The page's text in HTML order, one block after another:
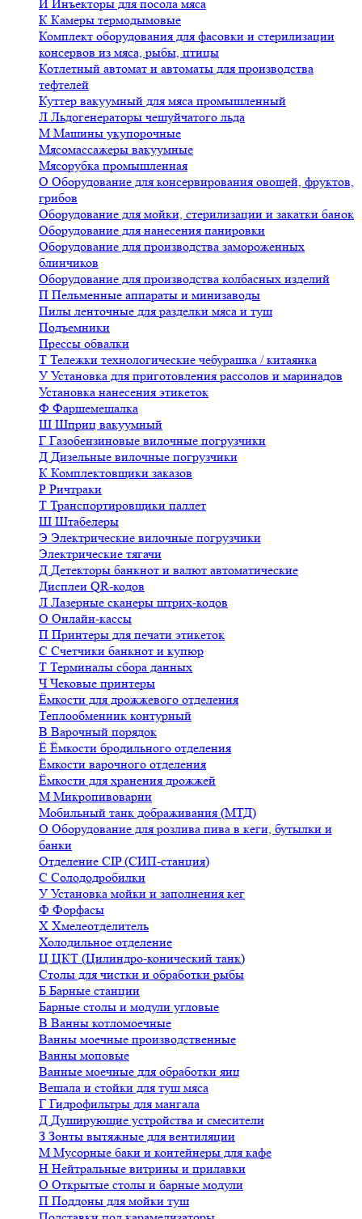
И Инъекторы для посола мяса
К Камеры термодымовые
Комплект оборудования для фасовки и стерилизации
консервов из мяса, рыбы, птицы
Котлетный автомат и автоматы для производства
тефтелей
Куттер вакуумный для мяса промышленный
Л Льдогенераторы чешуйчатого льда
М Машины укупорочные
Мясомассажеры вакуумные
Мясорубка промышленная
О Оборудование для консервирования овощей, фруктов,
грибов
Оборудование для мойки, стерилизации и закатки банок
Оборудование для нанесения панировки
Оборудование для производства замороженных
блинчиков
Оборудование для производства колбасных изделий
П Пельменные аппараты и минизаводы
Пилы ленточные для разделки мяса и туш
Подъемники
Прессы обвалки
Т Тележки технологические чебурашка / китаянка
У Установка для приготовления рассолов и маринадов
Установка нанесения этикеток
Ф Фаршемешалка
Ш Шприц вакуумный
Г Газобензиновые вилочные погрузчики
Д Дизельные вилочные погрузчики
К Комплектовщики заказов
Р Ричтраки
Т Транспортировщики паллет
Ш Штабелеры
Э Электрические вилочные погрузчики
Электрические тягачи
Д Детекторы банкнот и валют автоматические
Дисплеи QR-кодов
Л Лазерные сканеры штрих-кодов
О Онлайн-кассы
П Принтеры для печати этикеток
С Счетчики банкнот и купюр
Т Терминалы сбора данных
ЧЧековые принтеры
Ёмкости для дрожжевого отделения
Теплообменник контурный
В Варочный порядок
Ё Ёмкости бродильного отделения
Ёмкости варочного отделения
Ёмкости для хранения дрожжей
М Микропивоварни
Мобильный танк дображивания (МТД)
О Оборудование для розлива пива в кеги, бутылки и
банки
Отделение CIP (СИП-станция)
С Солододробилки
У Установка мойки и заполнения кег
Ф Форфасы
Х Хмелеотделитель
Холодильное отделение
Ц ЦКТ (Цилиндро-конический танк)
Столы для чистки и обработки рыбы
Б Барные станции
Барные столы и модули угловые
В Ванны котломоечные
Ванны моечные производственные
Ванны моповые
Ванные моечные для обработки яиц
Вешала и стойки для туш мяса
Г Гидрофильтры для мангала
Д Душирующие устройства и смесители
З Зонты вытяжные для вентиляции
М Мусорные баки и контейнеры для кафе
Н Нейтральные витрины и прилавки
О Открытые столы и барные модули
П Поддоны для мойки туш